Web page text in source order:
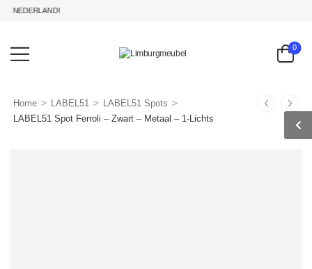
0
Home > LABEL51 > LABEL51 Spots >
LABEL51 Spot Ferroli – Zwart – Metaal – 1-Lichts